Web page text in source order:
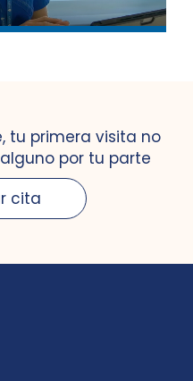
tu primera visita no
por tu parte
cita